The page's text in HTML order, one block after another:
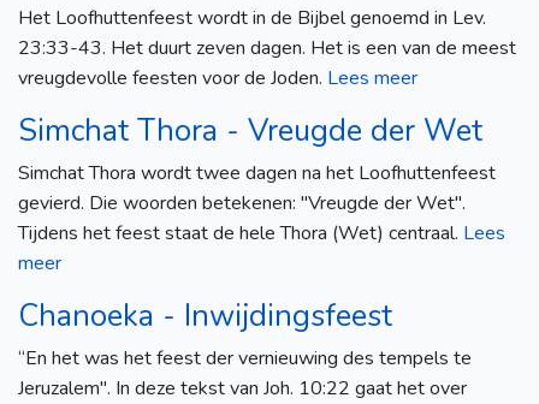
Het Loofhuttenfeest wordt in de Bijbel genoemd in Lev.
23:33-43. Het duurt zeven dagen. Het is een van de meest
vreugdevolle feesten voor de Joden. Lees meer
Simchat Thora - Vreugde der Wet
Simchat Thora wordt twee dagen na het Loofhuttenfeest
gevierd. Die woorden betekenen: "Vreugde der Wet".
Tijdens het feest staat de hele Thora (Wet) centraal. Lees
meer
Chanoeka - Inwijdingsfeest
“En het was het feest der vernieuwing des tempels te
Jeruzalem". In deze tekst van Joh. 10:22 gaat het over